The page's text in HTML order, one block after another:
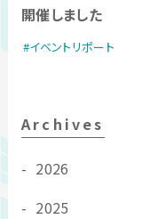
開催しました
イベントリポート
Archives
2026
2025